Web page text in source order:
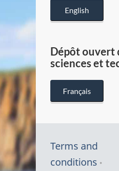
English
Dépôt ouvert
sciences et
Français
Terms and
conditions